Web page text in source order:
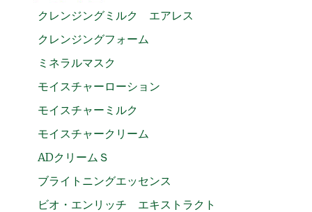
クレンジングミルク エアレス
クレンジングフォーム
ミネラルマスク
モイスチャーローション
モイスチャーミルク
モイスチャークリーム
ADクリームＳ
ブライトニングエッセンス
ビオ・エンリッチ エキストラクト